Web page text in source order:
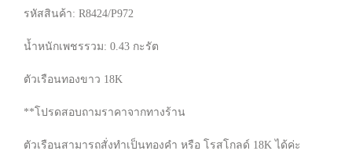
รหัสสินค้า: R8424/P972
น้ำหนักเพชรรวม: 0.43 กะรัต
ตัวเรือนทองขาว 18K
**โปรดสอบถามราคาจากทางร้าน
ตัวเรือนสามารถสั่งทำเป็นทองคำ หรือ โรสโกลด์ 18K ได้ค่ะ